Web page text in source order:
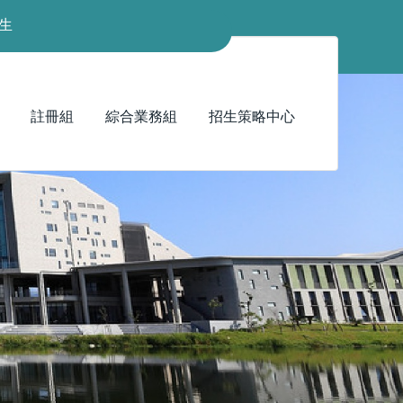
註冊組 綜合業務組 招生策略中心